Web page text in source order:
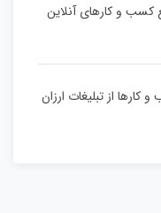
کسب و کارهای آنلاین
از تبلیغات ارزان